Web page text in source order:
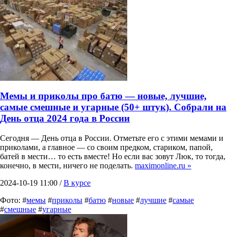
Мемы и приколы про батю — новые, лучшие,
самые смешные и угарные (50+ штук). Собрали на
День отца 2024 года в России
Сегодня — День отца в России. Отметьте его с этими мемами и
приколами, а главное — со своим предком, стариком, папой,
батей в мести… то есть вместе! Но если вас зовут Люк, то тогда,
конечно, в мести, ничего не поделать. maximonline.ru »
2024-10-19 11:00 /В курсе
Фото: #мемы #приколы #батю #новые #лучшие #самые
#смешные #угарные